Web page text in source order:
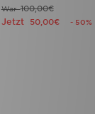
War100,00€
Jetzt 50,00€ - 50%